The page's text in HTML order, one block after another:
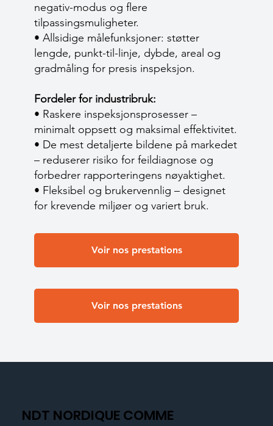
negativ-modus og flere
tilpassingsmuligheter.
• Allsidige målefunksjoner: støtter
lengde, punkt-til-linje, dybde, areal og
gradmåling for presis inspeksjon.
Fordeler for industribruk:
• Raskere inspeksjonsprosesser –
minimalt oppsett og maksimal effektivitet.
• De mest detaljerte bildene på markedet
– reduserer risiko for feildiagnose og
forbedrer rapporteringens nøyaktighet.
• Fleksibel og brukervennlig – designet
for krevende miljøer og variert bruk.
Voir nos prestations
Voir nos prestations
NDT NORDIQUE COMME